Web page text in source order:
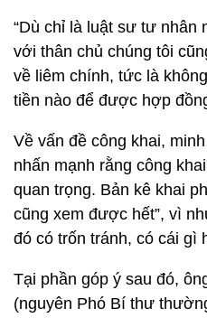
“Dù chỉ là luật sư tư nhân
với thân chủ chúng tôi
về liêm chính, tức là
tiền nào để được hợp
Về vấn đề công khai,
nhấn mạnh rằng công
quan trọng. Bản kê khai
cũng xem được hết”, vì
đó có trốn tránh, có cái gì
Tại phần góp ý sau đó,
(nguyên Phó Bí thư